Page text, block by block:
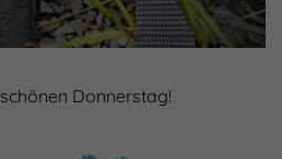
Donnerstag!